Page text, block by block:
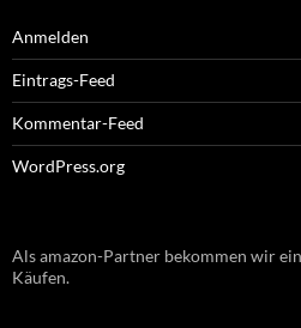
Anmelden
Eintrags-Feed
Kommentar-Feed
WordPress.org
Als amazon-Partner bekommen wir
Käufen.